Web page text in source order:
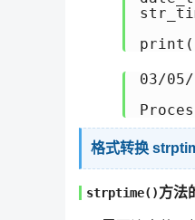
03/
格式转换
strptime()方法